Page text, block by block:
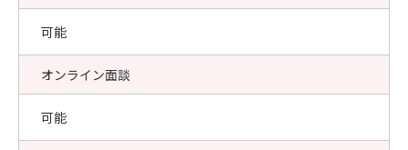
可能
オンライン面談
可能